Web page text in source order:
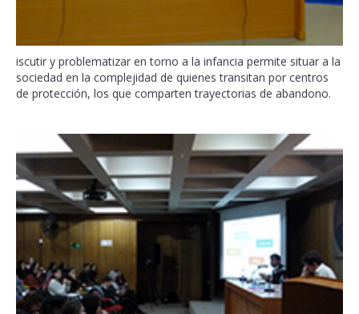
iscutir y problematizar en torno a la infancia permite situar a la
sociedad en la complejidad de quienes transitan por centros
de protección, los que comparten trayectorias de abandono.